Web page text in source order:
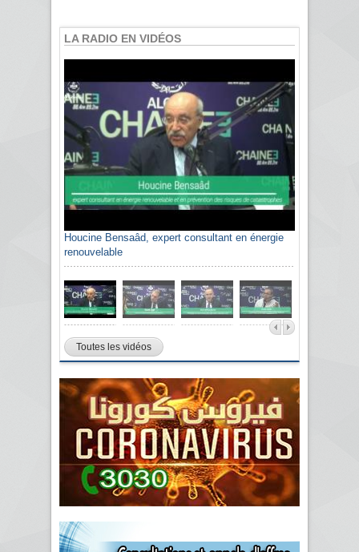
LA RADIO EN VIDÉOS
Houcine Bensaâd, expert consultant en énergie
renouvelable
Toutes les vidéos